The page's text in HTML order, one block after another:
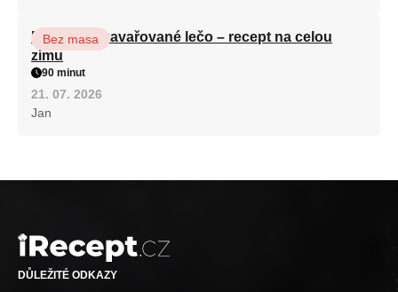
Babiččino zavařované lečo – recept na celou
zimu
Bez masa
90 minut
21. 07. 2026
Jan
DŮLEŽITÉ ODKAZY